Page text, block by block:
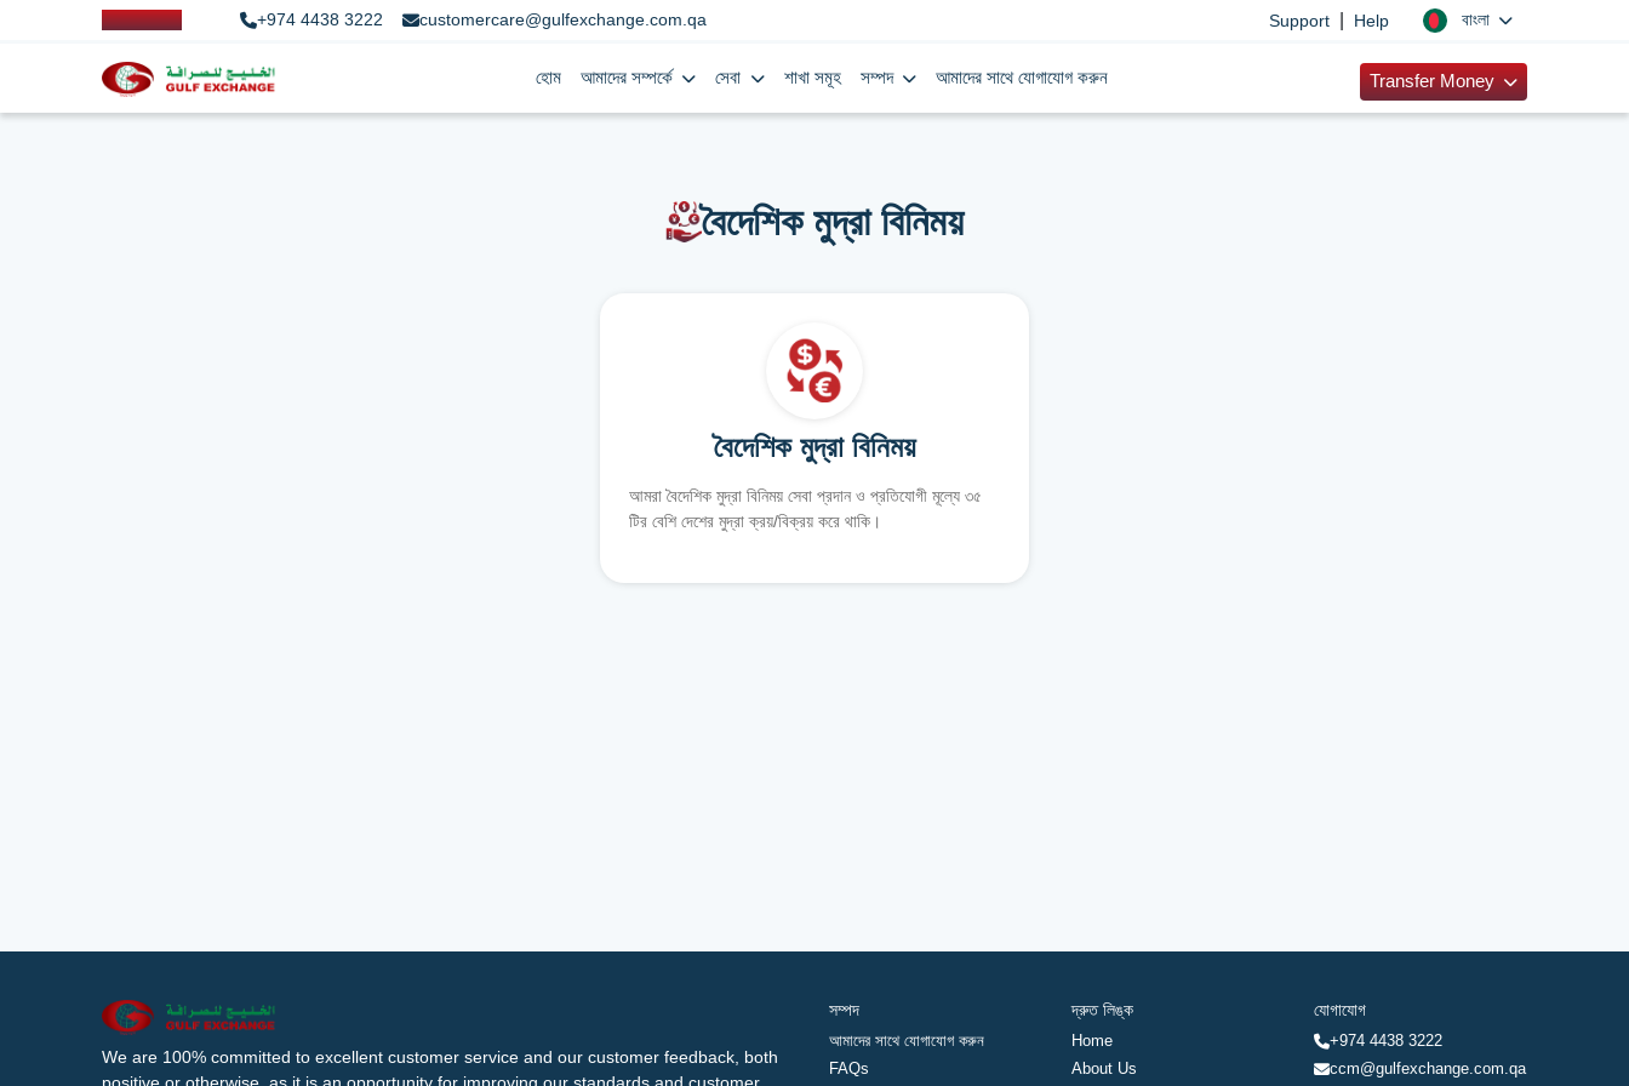
+974 4438 3222 customercare@gulfexchange.com.qa Support Help বাংলা
হোম আমাদের সম্পর্কে সেবা শাখা সমূহ সম্পদ আমাদের সাথে যোগাযোগ করুন Transfer Money
বৈদেশিক মুদ্রা বিনিময়
বৈদেশিক মুদ্রা বিনিময়
আমরা বৈদেশিক মুদ্রা বিনিময় সেবা প্রদান ও প্রতিযোগী মূল্যে ৩৫
টির বেশি দেশের মুদ্রা ক্রয়/বিক্রয় করে থাকি।
We are 100% committed to excellent customer service and our customer feedback, both
সম্পদ
আমাদের সাথে যোগাযোগ করুন
FAQs
দ্রুত লিঙ্ক
Home
About Us
যোগাযোগ
+974 4438 3222
ccm@gulfexchange.com.qa